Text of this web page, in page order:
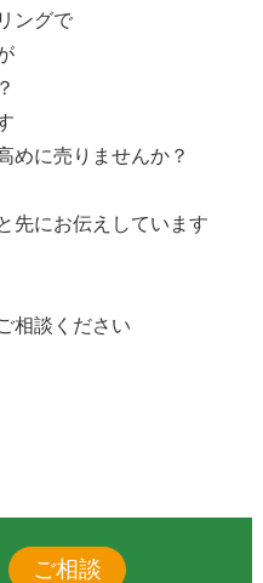
ングで
めに売りませんか？
先にお伝えしています
相談ください
ご相談